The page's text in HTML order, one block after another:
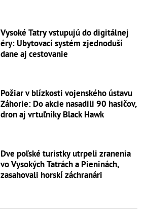
Vysoké Tatry vstupujú do digitálnej
éry: Ubytovací systém zjednoduší
dane aj cestovanie
Požiar v blízkosti vojenského ústavu
Záhorie: Do akcie nasadili 90 hasičov,
dron aj vrtuľníky Black Hawk
Dve poľské turistky utrpeli zranenia
vo Vysokých Tatrách a Pieninách,
zasahovali horskí záchranári